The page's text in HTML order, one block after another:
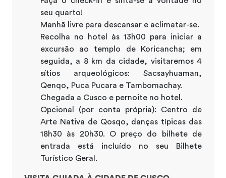
seu quarto!
Manhã livre para descansar e aclimatar-se.
Recolha no hotel às 13h00 para iniciar a
excursão ao templo de Koricancha; em
seguida, a 8 km da cidade, visitaremos 4
sítios arqueológicos: Sacsayhuaman,
Qenqo, Puca Pucara e Tambomachay.
Chegada a Cusco e pernoite no hotel.
Opcional (por conta própria): Centro de
Arte Nativa de Qosqo, danças típicas das
18h30 às 20h30. O preço do bilhete de
entrada está incluído no seu Bilhete
Turístico Geral.